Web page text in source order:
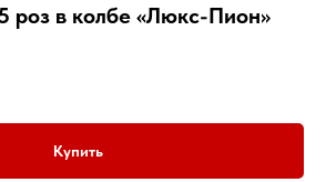
роз в колбе «Люкс-Пион»
Купить